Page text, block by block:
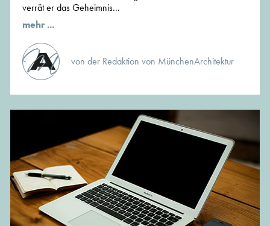
verrät er das Geheimnis...
mehr ...
von der Redaktion von MünchenArchitektur